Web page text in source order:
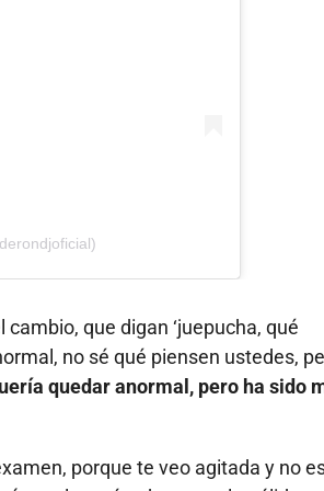
que digan ‘juepucha, qué
no sé qué piensen ustedes,
quedar anormal, pero ha sido
porque te veo agitada y no